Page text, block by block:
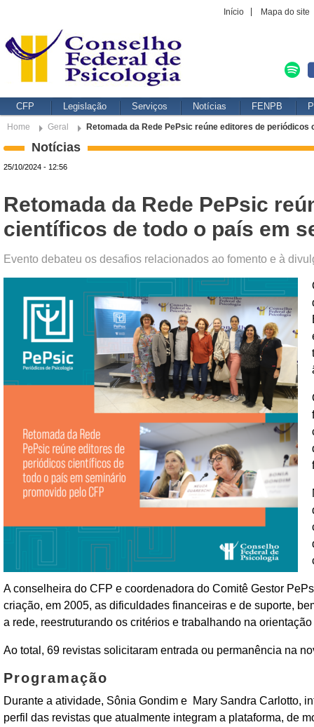
Início Mapa do site
CFP Legislação Serviços Notícias FENPB
Home Geral Retomada da Rede PePsic reúne editores de
Notícias
25/10/2024 - 12:56
Retomada da Rede PePsic
científicos de todo o país em
Evento debateu os desafios relacionados ao fomento e à
A conselheira do CFP e coordenadora do Comitê Gestor
criação, em 2005, as dificuldades financeiras e de suporte,
a rede, reestruturando os critérios e trabalhando na
Ao total, 69 revistas solicitaram entrada ou permanência na
Programação
Durante a atividade, Sônia Gondim e Mary Sandra Carlotto,
perfil das revistas que atualmente integram a plataforma, de